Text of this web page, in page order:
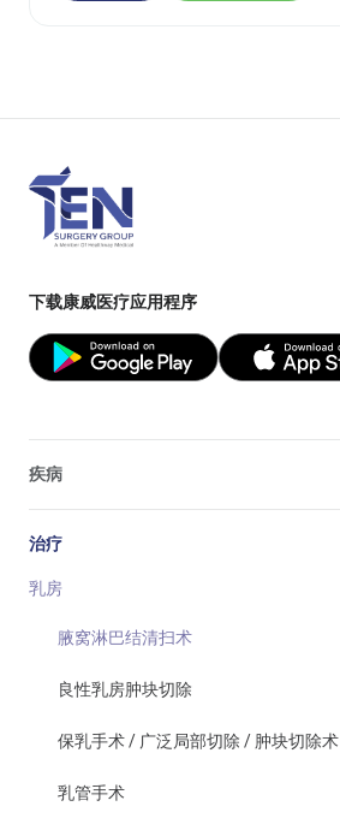
下载康威医疗应用程序
疾病
治疗
乳房
腋窝淋巴结清扫术
良性乳房肿块切除
保乳手术 / 广泛局部切除 / 肿块切除术
乳管手术